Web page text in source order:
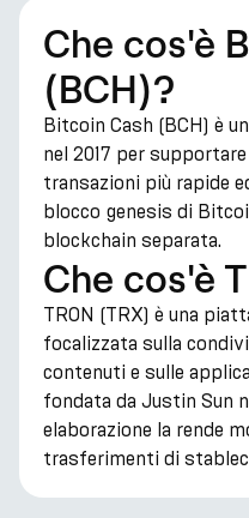
Che cos'è
(BCH)?
Bitcoin Cash (BCH) è
nel 2017 per
transazioni più rapide
blocco genesis di
blockchain separata.
Che cos'è
TRON (TRX) è una
focalizzata sulla
contenuti e sulle
fondata da Justin Sun
elaborazione la rende
trasferimenti di